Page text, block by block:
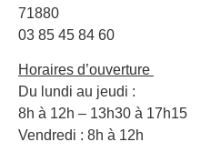
71880
03 85 45 84 60
Horaires d’ouverture
Du lundi au jeudi :
8h à 12h – 13h30 à 17h15
Vendredi : 8h à 12h